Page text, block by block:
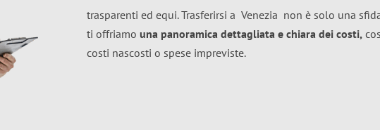
trasparenti ed equi. Trasferirsi a Venezia non è solo una
ti offriamo una panoramica dettagliata e chiara dei costi,
costi nascosti o spese impreviste.